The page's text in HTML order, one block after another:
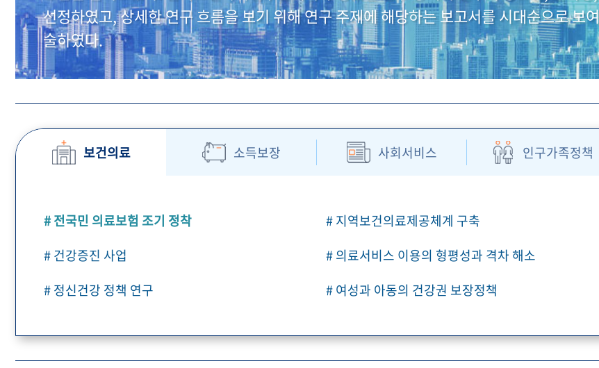
선정하였고, 상세한 연구 흐름을 보기 위해 연구 주제에 해당하는 보고서를 시대순으로 보
술하였다.
보건의료 소득보장 사회서비스 인구가족정책
# 전국민 의료보험 조기 정착 # 지역보건의료제공체계 구축
# 건강증진 사업
# 의료서비스 이용의 형평성과 격차 해소
# 정신건강 정책 연구
# 여성과 아동의 건강권 보장정책